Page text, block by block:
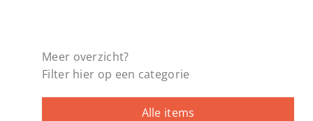
Meer overzicht?
Filter hier op een categorie
Alle items